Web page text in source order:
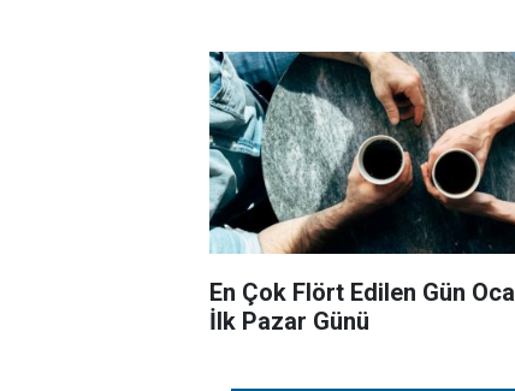
En Çok Flört Edilen Gün
İlk Pazar Günü